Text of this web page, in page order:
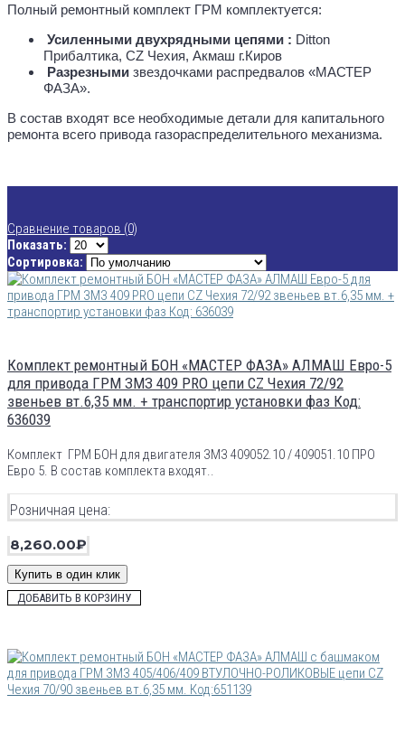
Полный ремонтный комплект ГРМ комплектуется:
Усиленными двухрядными цепями : Ditton
Прибалтика, CZ Чехия, Акмаш г.Киров
Разрезными звездочками распредвалов «МАСТЕР
ФАЗА».
В состав входят все необходимые детали для капитального
ремонта всего привода газораспределительного механизма.
Сравнение товаров (0)
Показать:
Сортировка:
Комплект ремонтный БОН «МАСТЕР ФАЗА» АЛМАШ Евро-5
для привода ГРМ ЗМЗ 409 PRO цепи CZ Чехия 72/92
звеньев вт.6,35 мм. + транспортир установки фаз Код:
636039
Комплект ГРМ БОН для двигателя ЗМЗ 409052.10 / 409051.10 ПРО
Евро 5. В состав комплекта входят..
Розничная цена:
8,260.00₽
Купить в один клик
ДОБАВИТЬ В КОРЗИНУ